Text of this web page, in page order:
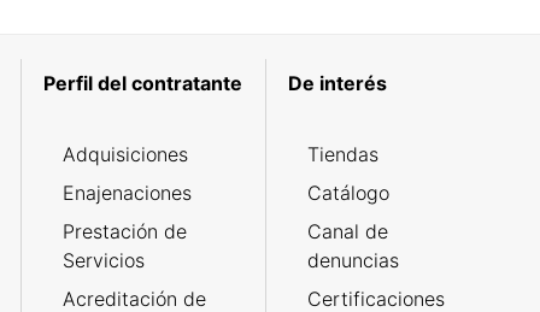
Perfil del contratante
Adquisiciones
Enajenaciones
Prestación de
Servicios
Acreditación de
De interés
Tiendas
Catálogo
Canal de
denuncias
Certificaciones